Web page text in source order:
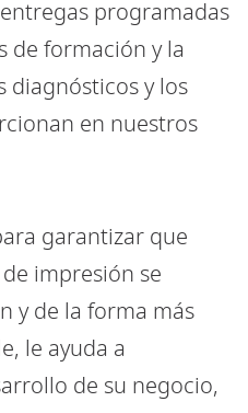
programadas
de formación y la
diagnósticos y los
en nuestros
garantizar que
impresión se
y de la forma más
le ayuda a
de su negocio,